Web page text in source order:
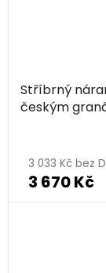
Stříbrný
českým
3 033 Kč bez
3 670 Kč